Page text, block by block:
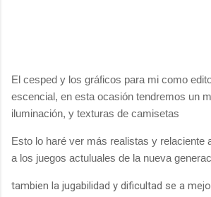
El cesped y los gráficos para mi como
escencial, en esta ocasión tendremos un
iluminación, y texturas de camisetas
Esto lo haré ver más realistas y relaciente
a los juegos actuluales de la nueva
tambien la jugabilidad y dificultad se a